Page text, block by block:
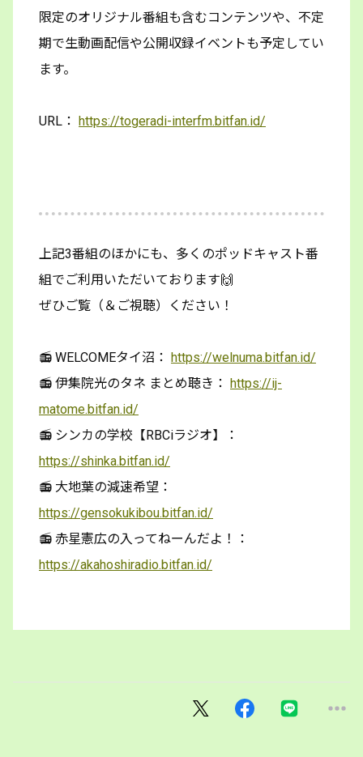
限定のオリジナル番組も含むコンテンツや、不定
期で生動画配信や公開収録イベントも予定してい
ます。
URL： https://togeradi-interfm.bitfan.id/
上記3番組のほかにも、多くのポッドキャスト番
組でご利用いただいております🙌
ぜひご覧（＆ご視聴）ください！
📻 WELCOMEタイ沼： https://welnuma.bitfan.id/
📻 伊集院光のタネ まとめ聴き： https://ij-
matome.bitfan.id/
📻 シンカの学校【RBCiラジオ】：
https://shinka.bitfan.id/
📻 大地葉の減速希望：
https://gensokukibou.bitfan.id/
📻 赤星憲広の入ってねーんだよ！：
https://akahoshiradio.bitfan.id/